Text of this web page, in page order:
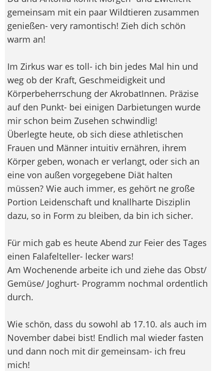
gemeinsam mit ein paar Wildtieren zusammen
genießen- very ramontisch! Zieh dich schön
warm an!
Im Zirkus war es toll- ich bin jedes Mal hin und
weg ob der Kraft, Geschmeidigkeit und
Körperbeherrschung der AkrobatInnen. Präzise
auf den Punkt- bei einigen Darbietungen wurde
mir schon beim Zusehen schwindlig!
Überlegte heute, ob sich diese athletischen
Frauen und Männer intuitiv ernähren, ihrem
Körper geben, wonach er verlangt, oder sich an
eine von außen vorgegebene Diät halten
müssen? Wie auch immer, es gehört ne große
Portion Leidenschaft und knallharte Disziplin
dazu, so in Form zu bleiben, da bin ich sicher.
Für mich gab es heute Abend zur Feier des Tages
einen Falafelteller- lecker wars!
Am Wochenende arbeite ich und ziehe das Obst/
Gemüse/ Joghurt- Programm nochmal ordentlich
durch.
Wie schön, dass du sowohl ab 17.10. als auch im
November dabei bist! Endlich mal wieder fasten
und dann noch mit dir gemeinsam- ich freu
mich!